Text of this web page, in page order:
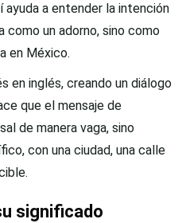
a entender la intención
como un adorno, sino como
en México.
en inglés, creando un diálogo
que el mensaje de
de manera vaga, sino
con una ciudad, una calle
significado